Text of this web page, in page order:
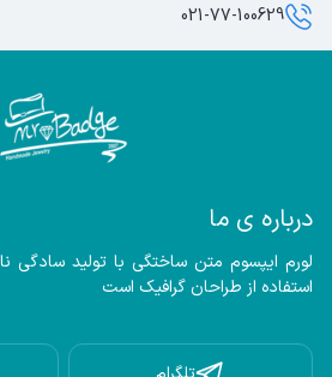
درباره ی ما
استفاده از طراحان گرافیک است
021-77-100629